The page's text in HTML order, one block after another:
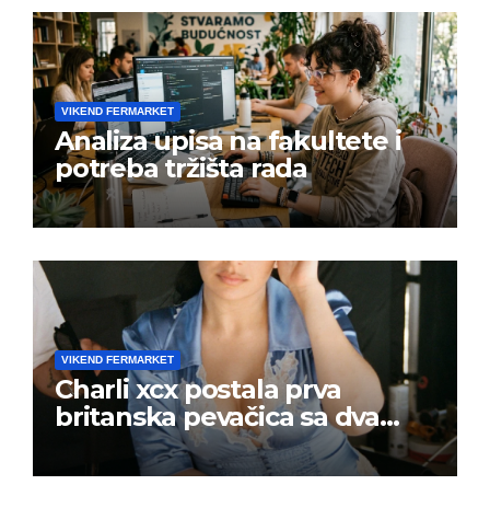
VIKEND FERMARKET
Analiza upisa na fakultete i
potreba tržišta rada
VIKEND FERMARKET
Charli xcx postala prva
britanska pevačica sa dva
albuma na prvom mestu u
istoj kalendarskoj godini